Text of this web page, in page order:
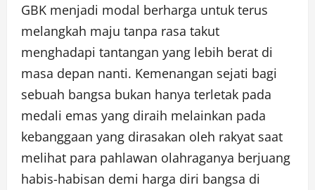
GBK menjadi modal berharga untuk terus
melangkah maju tanpa rasa takut
menghadapi tantangan yang lebih berat di
masa depan nanti. Kemenangan sejati bagi
sebuah bangsa bukan hanya terletak pada
medali emas yang diraih melainkan pada
kebanggaan yang dirasakan oleh rakyat saat
melihat para pahlawan olahraganya berjuang
habis-habisan demi harga diri bangsa di